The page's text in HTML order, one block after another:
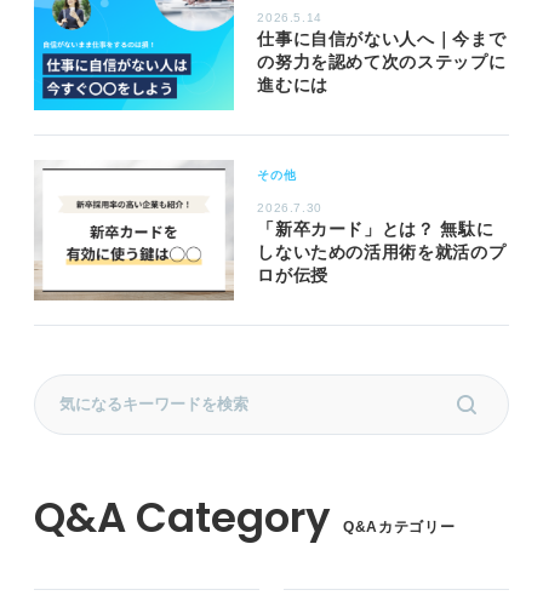
2026.5.14
仕事に自信がない人へ｜今まで
の努力を認めて次のステップに
進むには
その他
2026.7.30
「新卒カード」とは？ 無駄に
しないための活用術を就活のプ
ロが伝授
Q&Aカテゴリー